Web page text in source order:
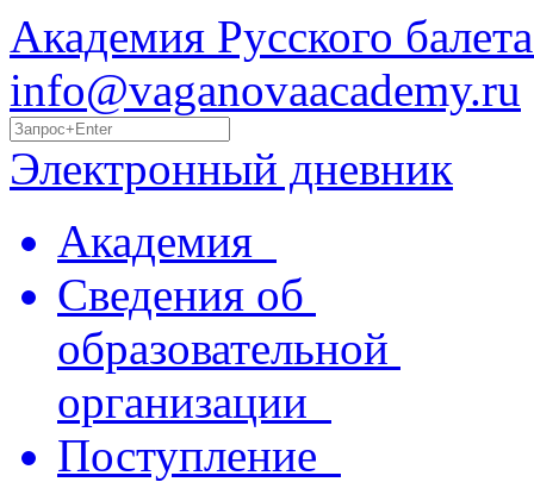
Академия Русского
info@vaganovaacademy.ru
Электронный дневник
Академия
Сведения об
образовательной
организации
Поступление